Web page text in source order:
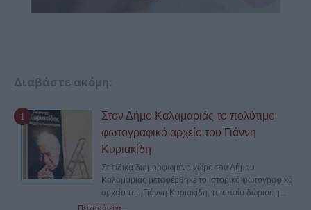
Διαβάστε ακόμη:
Στον Δήμο Καλαμαριάς το πολύτιμο
φωτογραφικό αρχείο του Γιάννη
Κυριακίδη
Σε ειδικά διαμορφωμένο χώρο του Δήμου
Καλαμαριάς μεταφέρθηκε το ιστορικό φωτογραφικό
αρχείο του Γιάννη Κυριακίδη, το οποίο δώρισε η...
Περισσότερα...